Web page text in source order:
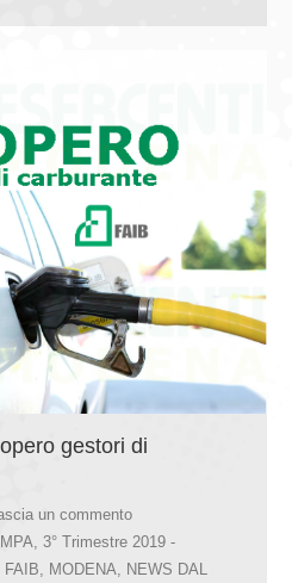
gestori di
un commento
, 3° Trimestre 2019 -
FAIB, MODENA, NEWS DAL